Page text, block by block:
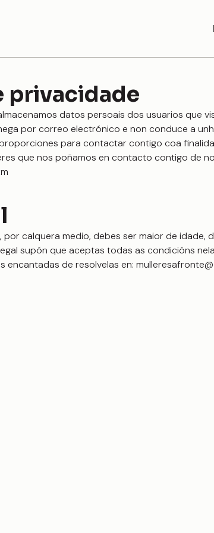
privacidade
datos persoais dos usuarios que
por correo electrónico e non conduce a
para contactar contigo coa
que nos poñamos en contacto contigo de
calquera medio, debes ser maior de idade,
supón que aceptas todas as condicións
encantadas de resolvelas en: